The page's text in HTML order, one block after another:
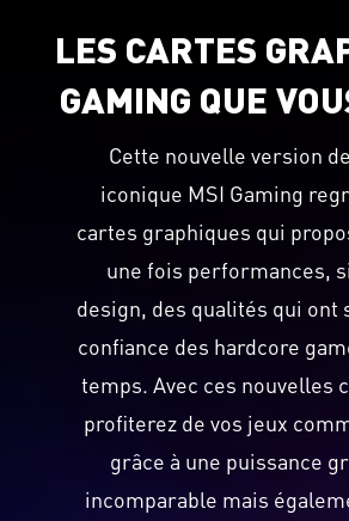
LES CARTES
GAMING QUE
Cette nouvelle version
iconique MSI Gaming
cartes graphiques qui
une fois performances,
design, des qualités qui ont
confiance des hardcore
temps. Avec ces nouvelles
profiterez de vos jeux
grâce à une puissance
incomparable mais